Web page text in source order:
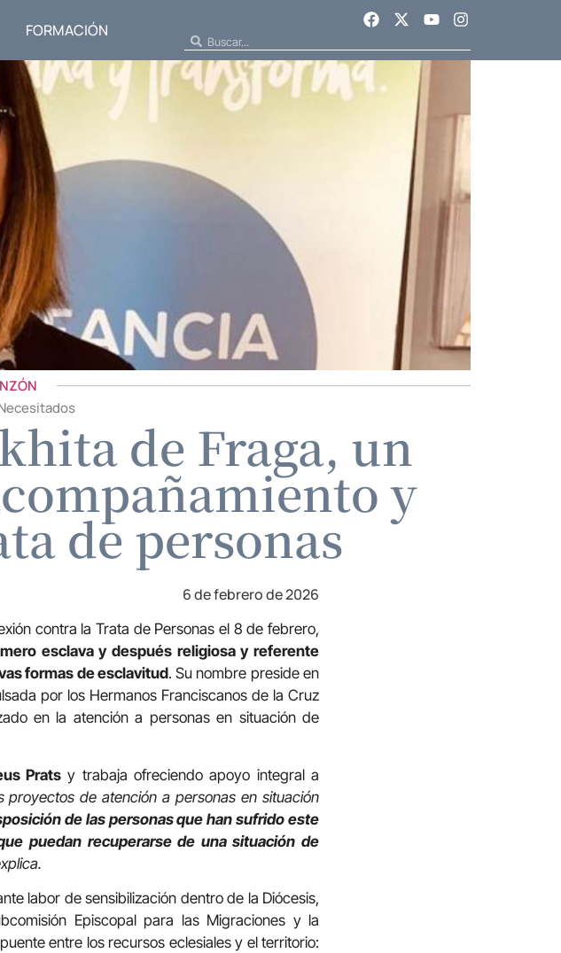
FORMACIÓN
de Fraga, un
y
de personas
6 de febrero de 2026
contra la Trata de Personas el 8 de febrero,
esclava y después religiosa y referente
formas de esclavitud. Su nombre preside en
por los Hermanos Franciscanos de la Cruz
en la atención a personas en situación de
Prats y trabaja ofreciendo apoyo integral a
proyectos de atención a personas en situación
de las personas que han sufrido este
puedan recuperarse de una situación de
labor de sensibilización dentro de la Diócesis,
Episcopal para las Migraciones y la
entre los recursos eclesiales y el territorio: